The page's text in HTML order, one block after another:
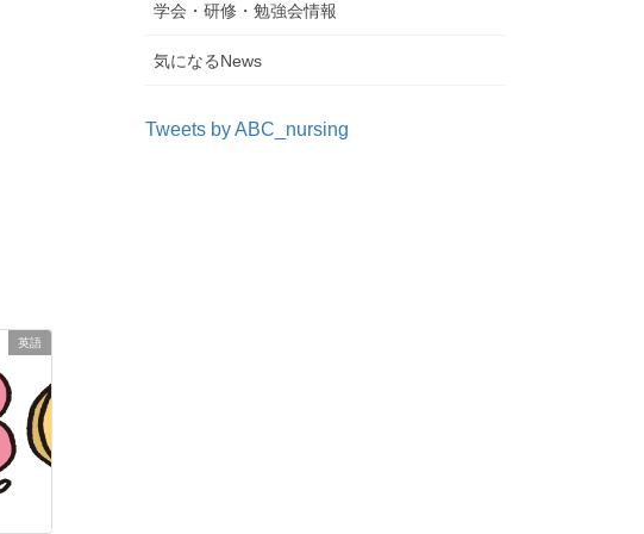
英語
学会・研修・勉強会情報
気になるNews
Tweets by ABC_nursing